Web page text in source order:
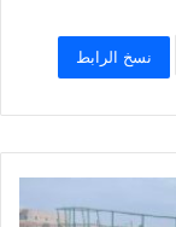
نسخ الرابط